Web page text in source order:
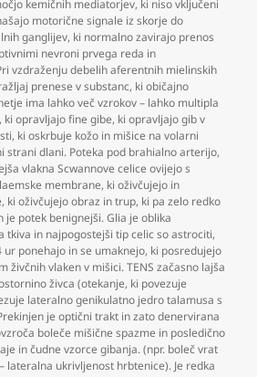
kemičnih mediatorjev, ki niso vključeni
motorične signale iz skorje do
ganglijev, ki normalno zavirajo prenos
nevroni prvega reda in
vzdraženju debelih aferentnih mielinskih
prenese v substanc, ki običajno
ima lahko več vzrokov – lahko multipla
, ki opravljajo fine gibe, ki opravljajo gib v
, ki oskrbuje kožo in mišice na volarni
strani dlani. Poteka pod brahialno arterijo,
vlakna Scwannove celice ovijejo s
membrane, ki oživčujejo in
, ki oživčujejo obraz in trup, ki pa zelo redko
je potek benignejši. Glia je oblika
tkiva in najpogostejši tip celic so astrociti,
ponehajo in se umaknejo, ki posredujejo
živčnih vlaken v mišici. TENS začasno lajša
živca (otekanje, ki povezuje
lateralno genikulatno jedro talamusa s
je optični trakt in zato denervirana
boleče mišične spazme in posledično
in čudne vzorce gibanja. (npr. boleč vrat
lateralna ukrivljenost hrbtenice). Je redka